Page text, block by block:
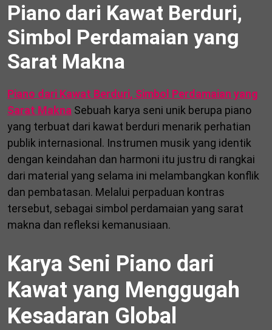
Piano dari Kawat Berduri,
Simbol Perdamaian yang
Sarat Makna
Piano dari Kawat Berduri, Simbol Perdamaian yang
Sarat Makna Sebuah karya seni unik berupa piano
yang terbuat dari kawat berduri menarik perhatian
publik internasional. Instrumen musik yang identik
dengan keindahan dan harmoni itu justru di rangkai
dari material yang selama ini melambangkan konflik
dan pembatasan. Melalui perpaduan kontras
tersebut, sebagai simbol perdamaian yang sarat
makna dan refleksi kemanusiaan.
Karya Seni Piano dari
Kawat yang Menggugah
Kesadaran Global